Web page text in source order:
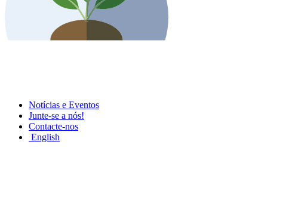
Notícias e Eventos
Junte-se a nós!
Contacte-nos
English